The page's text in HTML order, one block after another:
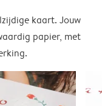
kaart. Jouw
papier, met